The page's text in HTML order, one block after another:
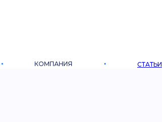
КОМПАНИЯ СТАТЬИ